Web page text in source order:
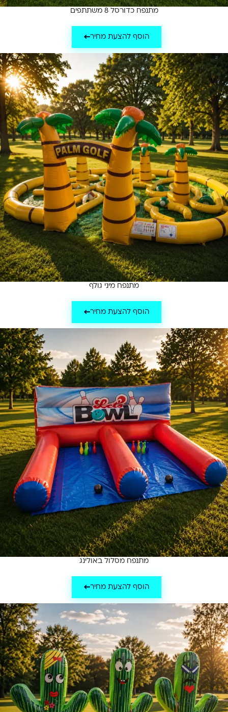
מתנפח כדורסל 8 משתתפים
הוסף להצעת מחיר
מתנפח מיני גולף
הוסף להצעת מחיר
מתנפח מסלול באולינג
הוסף להצעת מחיר